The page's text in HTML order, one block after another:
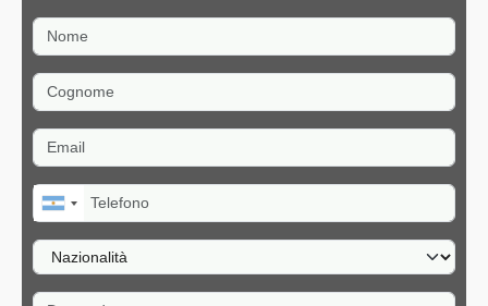
Nome
Cognome
Email
Telefono
Nazionalità
Domanda